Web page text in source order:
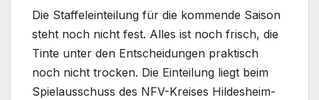
Die Staffeleinteilung für die kommende Saison
steht noch nicht fest. Alles ist noch frisch, die
Tinte unter den Entscheidungen praktisch
noch nicht trocken. Die Einteilung liegt beim
Spielausschuss des NFV-Kreises Hildesheim-